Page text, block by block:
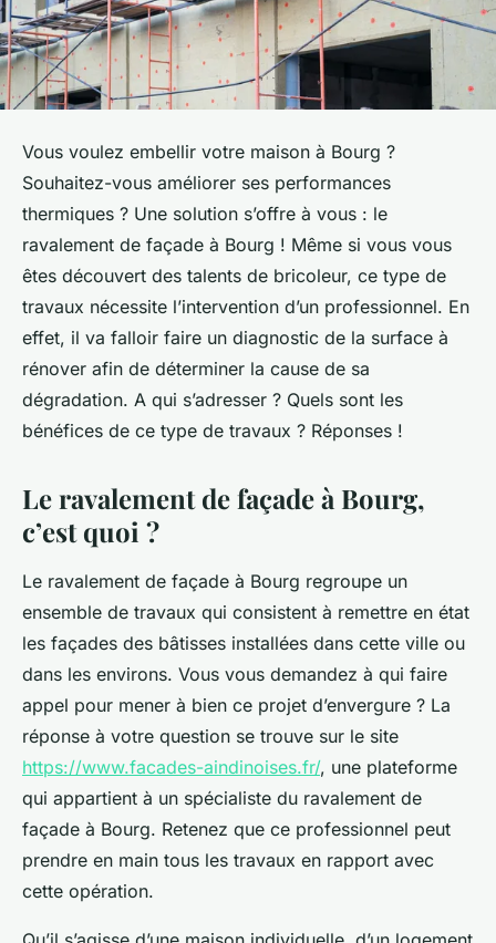
Vous voulez embellir votre maison à Bourg ?
Souhaitez-vous améliorer ses performances
thermiques ? Une solution s’offre à vous : le
ravalement de façade à Bourg ! Même si vous vous
êtes découvert des talents de bricoleur, ce type de
travaux nécessite l’intervention d’un professionnel. En
effet, il va falloir faire un diagnostic de la surface à
rénover afin de déterminer la cause de sa
dégradation. A qui s’adresser ? Quels sont les
bénéfices de ce type de travaux ? Réponses !
Le ravalement de façade à Bourg,
c’est quoi ?
Le ravalement de façade à Bourg regroupe un
ensemble de travaux qui consistent à remettre en état
les façades des bâtisses installées dans cette ville ou
dans les environs. Vous vous demandez à qui faire
appel pour mener à bien ce projet d’envergure ? La
réponse à votre question se trouve sur le site
https://www.facades-aindinoises.fr/, une plateforme
qui appartient à un spécialiste du ravalement de
façade à Bourg. Retenez que ce professionnel peut
prendre en main tous les travaux en rapport avec
cette opération.